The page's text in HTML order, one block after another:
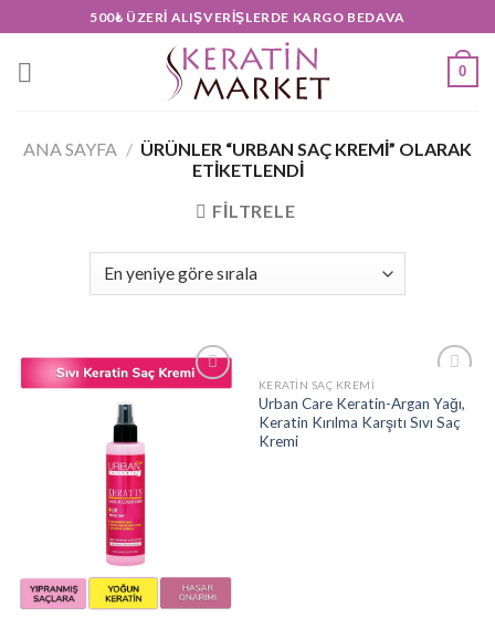
to
content
500₺ ÜZERI ALIŞVERIŞLERDE KARGO BEDAVA
0
ANA SAYFA / ÜRÜNLER “URBAN SAÇ KREMI” OLARAK
ETIKETLENDI
FILTRELE
wishlist
KERATIN SAÇ KREMI
Urban Care Keratin-Argan Yağı,
Keratin Kırılma Karşıtı Sıvı Saç
Kremi